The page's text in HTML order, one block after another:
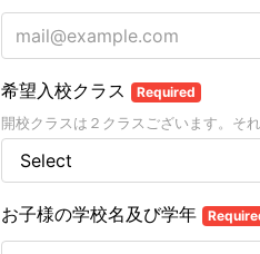
希望入校クラス Required
開校クラスは２クラスございます。そ
お子様の学校名及び学年